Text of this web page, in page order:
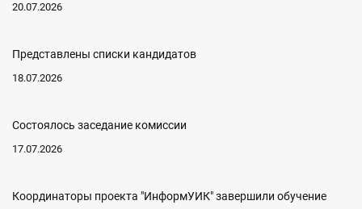
20.07.2026
Представлены списки кандидатов
18.07.2026
Состоялось заседание комиссии
17.07.2026
Координаторы проекта "ИнформУИК" завершили обучение